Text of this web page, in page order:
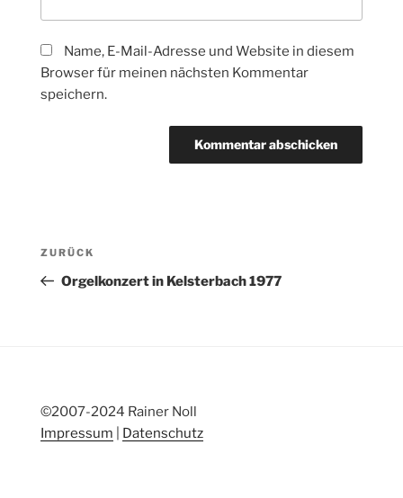
Name, E-Mail-Adresse und Website in diesem
Browser für meinen nächsten Kommentar
speichern.
Beitragsnavigation
Vorheriger
Beitrag
ZURÜCK
Orgelkonzert in Kelsterbach 1977
©2007-2024 Rainer Noll
Impressum
Datenschutz